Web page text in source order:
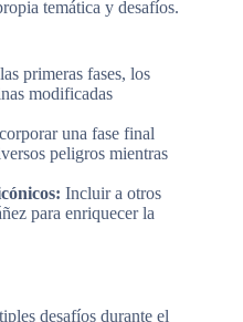
temática y desafíos.
primeras fases, los
modificadas
una fase final
peligros mientras
Incluir a otros
para enriquecer la
desafíos durante el